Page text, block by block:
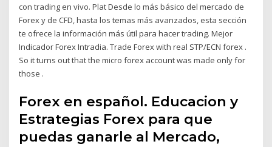
con trading en vivo. Plat Desde lo más básico del mercado de
Forex y de CFD, hasta los temas más avanzados, esta sección
te ofrece la información más útil para hacer trading. Mejor
Indicador Forex Intradia. Trade Forex with real STP/ECN forex .
So it turns out that the micro forex account was made only for
those .
Forex en español. Educacion y
Estrategias Forex para que
puedas ganarle al Mercado,